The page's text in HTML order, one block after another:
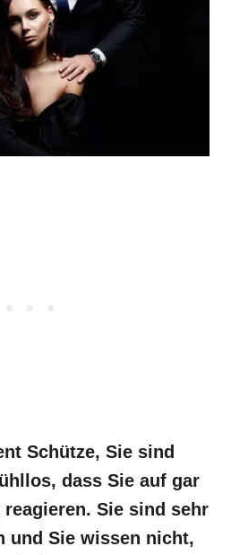
Schütze, Sie sind
dass Sie auf gar
Sie sind sehr
und Sie wissen nicht,